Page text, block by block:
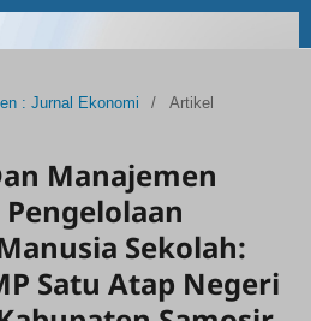
: Jurnal Ekonomi
/ Artikel
Manajemen
Sekolah:
Satu Atap Negeri